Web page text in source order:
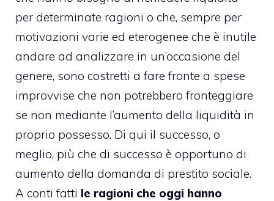
per determinate ragioni o che, sempre per
motivazioni varie ed eterogenee che è inutile
andare ad analizzare in un’occasione del
genere, sono costretti a fare fronte a spese
improvvise che non potrebbero fronteggiare
se non mediante l’aumento della liquidità in
proprio possesso. Di qui il successo, o
meglio, più che di successo è opportuno di
aumento della domanda di prestito sociale.
A conti fatti le ragioni che oggi hanno